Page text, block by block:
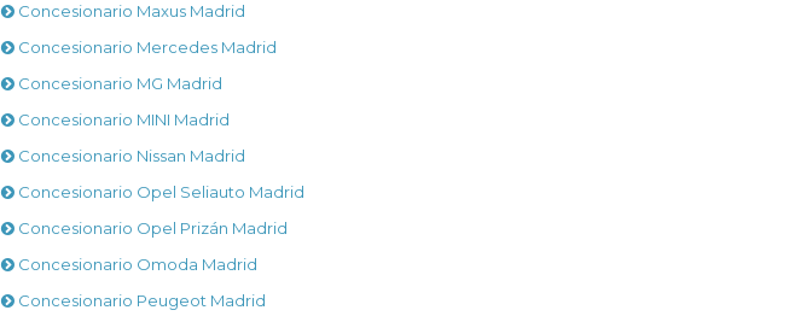
Concesionario Maxus Madrid
Concesionario Mercedes Madrid
Concesionario MG Madrid
Concesionario MINI Madrid
Concesionario Nissan Madrid
Concesionario Opel Seliauto Madrid
Concesionario Opel Prizán Madrid
Concesionario Omoda Madrid
Concesionario Peugeot Madrid